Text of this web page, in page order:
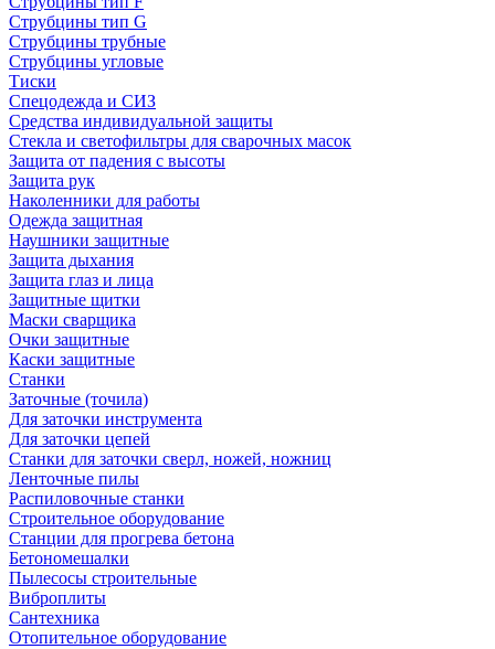
Струбцины тип G
Струбцины трубные
Струбцины угловые
Тиски
Спецодежда и СИЗ
Средства индивидуальной защиты
Стекла и светофильтры для сварочных масок
Защита от падения с высоты
Защита рук
Наколенники для работы
Одежда защитная
Наушники защитные
Защита дыхания
Защита глаз и лица
Защитные щитки
Маски сварщика
Очки защитные
Каски защитные
Станки
Заточные (точила)
Для заточки инструмента
Для заточки цепей
Станки для заточки сверл, ножей, ножниц
Ленточные пилы
Распиловочные станки
Строительное оборудование
Станции для прогрева бетона
Бетономешалки
Пылесосы строительные
Виброплиты
Сантехника
Отопительное оборудование